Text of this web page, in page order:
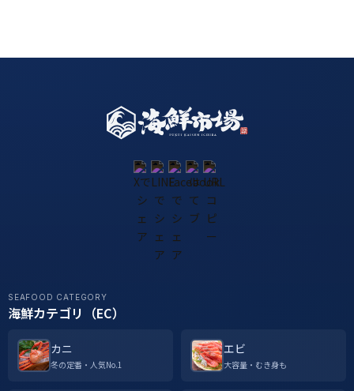
SEAFOOD CATEGORY
海鮮カテゴリ（EC）
カニ
冬の定番・人気No.1
エビ
大容量・むき身も